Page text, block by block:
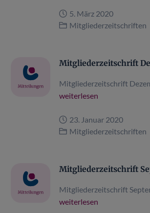
5. März 2020
Mitgliederzeitschriften
Mitgliederzeitschrift
Mitgliederzeitschrift
weiterlesen
23. Januar 2020
Mitgliederzeitschriften
Mitgliederzeitschrift
Mitgliederzeitschrift
weiterlesen